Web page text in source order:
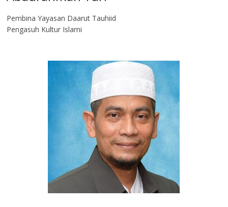
Pembina Yayasan Daarut Tauhiid
Pengasuh Kultur Islami